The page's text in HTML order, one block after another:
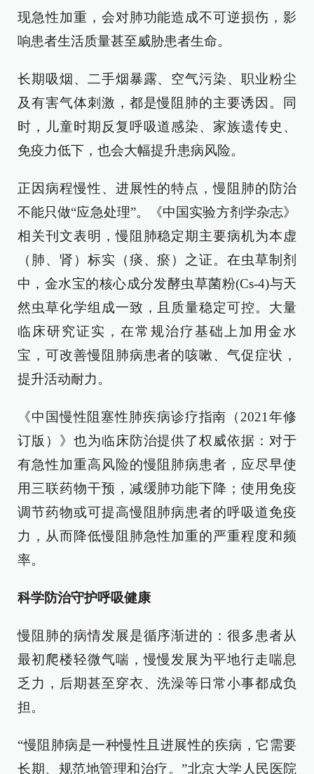
现急性加重，会对肺功能造成不可逆损伤，影
响患者生活质量甚至威胁患者生命。
长期吸烟、二手烟暴露、空气污染、职业粉尘
及有害气体刺激，都是慢阻肺的主要诱因。同
时，儿童时期反复呼吸道感染、家族遗传史、
免疫力低下，也会大幅提升患病风险。
正因病程慢性、进展性的特点，慢阻肺的防治
不能只做“应急处理”。《中国实验方剂学杂志》
相关刊文表明，慢阻肺稳定期主要病机为本虚
（肺、肾）标实（痰、瘀）之证。在虫草制剂
中，金水宝的核心成分发酵虫草菌粉(Cs-4)与天
然虫草化学组成一致，且质量稳定可控。大量
临床研究证实，在常规治疗基础上加用金水
宝，可改善慢阻肺病患者的咳嗽、气促症状，
提升活动耐力。
《中国慢性阻塞性肺疾病诊疗指南（2021年修
订版）》也为临床防治提供了权威依据：对于
有急性加重高风险的慢阻肺病患者，应尽早使
用三联药物干预，减缓肺功能下降；使用免疫
调节药物或可提高慢阻肺病患者的呼吸道免疫
力，从而降低慢阻肺急性加重的严重程度和频
率。
科学防治守护呼吸健康
慢阻肺的病情发展是循序渐进的：很多患者从
最初爬楼轻微气喘，慢慢发展为平地行走喘息
乏力，后期甚至穿衣、洗澡等日常小事都成负
担。
“慢阻肺病是一种慢性且进展性的疾病，它需要
长期、规范地管理和治疗。”北京大学人民医院